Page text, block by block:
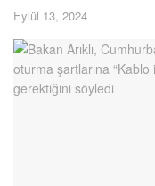
Eylül 13, 2024